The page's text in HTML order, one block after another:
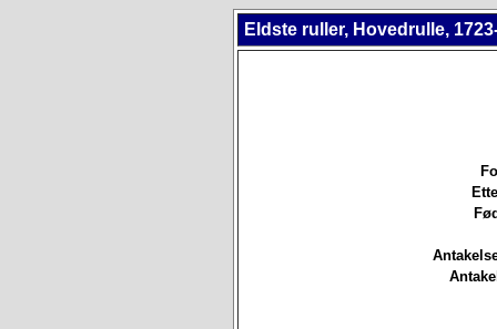
Eldste ruller, Hovedrulle,